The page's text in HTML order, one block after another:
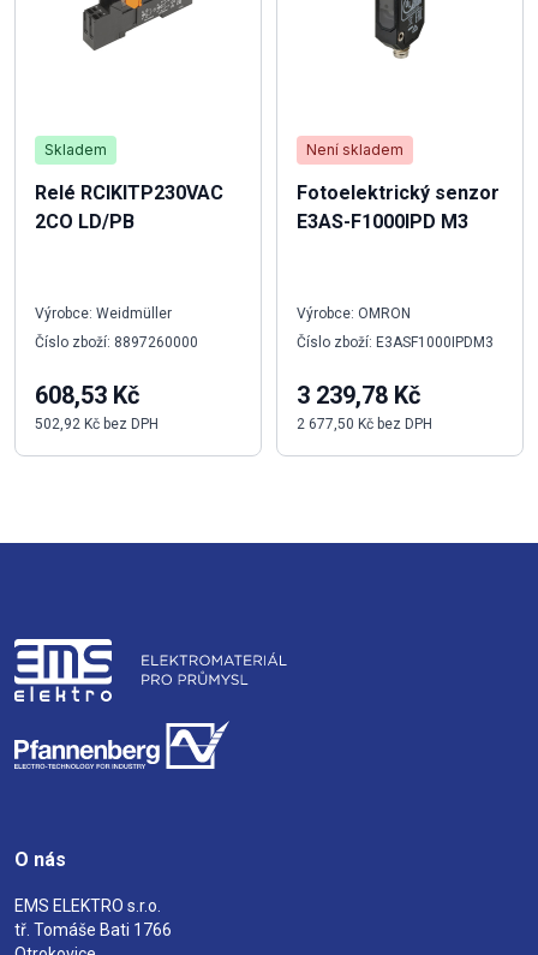
Skladem
Relé RCIKITP230VAC
2CO LD/PB
Výrobce: Weidmüller
Číslo zboží: 8897260000
608,53 Kč
502,92 Kč bez DPH
Není skladem
Fotoelektrický senzor
E3AS-F1000IPD M3
Výrobce: OMRON
Číslo zboží: E3ASF1000IPDM3
3 239,78 Kč
2 677,50 Kč bez DPH
O nás
EMS ELEKTRO s.r.o.
tř. Tomáše Bati 1766